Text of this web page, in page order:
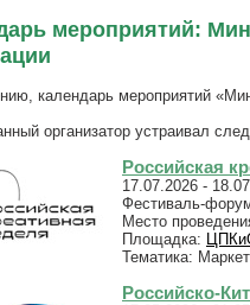
мероприятий:
календарь мероприятий
организатор устраивал
Российская
17.07.2026 -
Фестиваль-
Место
Площадка:
Тематика:
Российско-